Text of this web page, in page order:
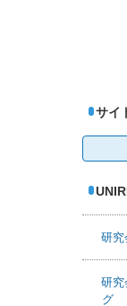
サイ
検
研
研
グ